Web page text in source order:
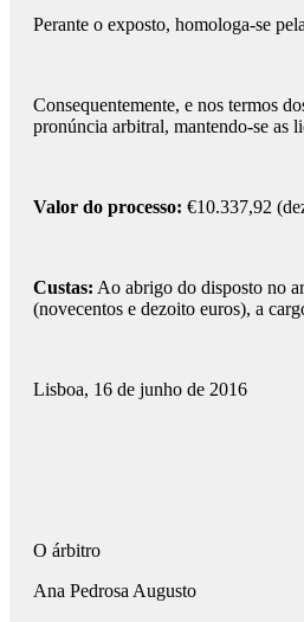
Perante o exposto, homologa-se
Consequentemente, e nos termos
pronúncia arbitral, mantendo-se as
Valor do processo: €10.337,92
Custas: Ao abrigo do disposto no
(novecentos e dezoito euros), a
Lisboa, 16 de junho de 2016
O árbitro
Ana Pedrosa Augusto